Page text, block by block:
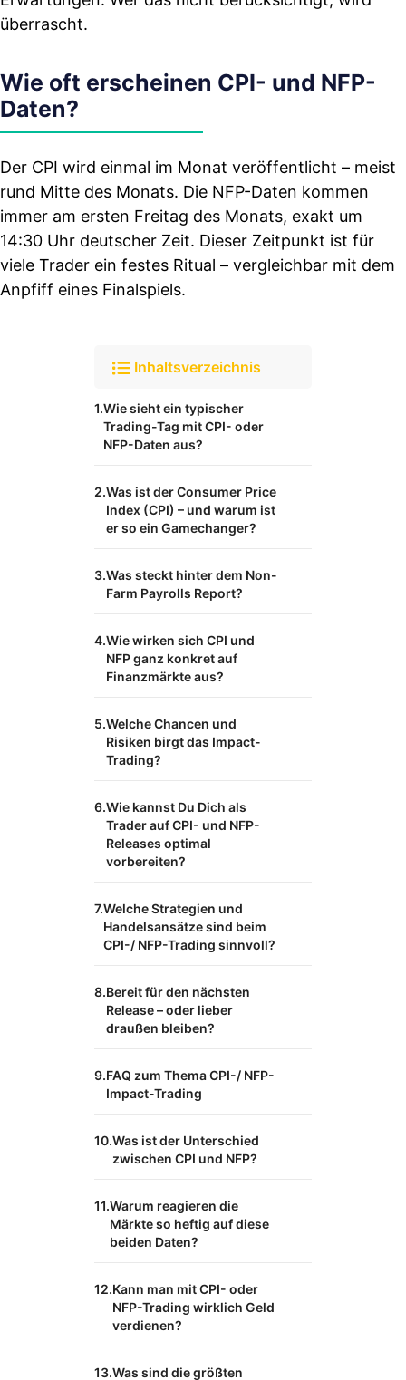
überrascht.
Wie oft erscheinen CPI- und NFP-
Daten?
Der CPI wird einmal im Monat veröffentlicht – meist
rund Mitte des Monats. Die NFP-Daten kommen
immer am ersten Freitag des Monats, exakt um
14:30 Uhr deutscher Zeit. Dieser Zeitpunkt ist für
viele Trader ein festes Ritual – vergleichbar mit dem
Anpfiff eines Finalspiels.
Inhaltsverzeichnis
Wie sieht ein typischer
Trading-Tag mit CPI- oder
NFP-Daten aus?
Was ist der Consumer Price
Index (CPI) – und warum ist
er so ein Gamechanger?
Was steckt hinter dem Non-
Farm Payrolls Report?
Wie wirken sich CPI und
NFP ganz konkret auf
Finanzmärkte aus?
Welche Chancen und
Risiken birgt das Impact-
Trading?
Wie kannst Du Dich als
Trader auf CPI- und NFP-
Releases optimal
vorbereiten?
Welche Strategien und
Handelsansätze sind beim
CPI-/ NFP-Trading sinnvoll?
Bereit für den nächsten
Release – oder lieber
draußen bleiben?
FAQ zum Thema CPI-/ NFP-
Impact-Trading
Was ist der Unterschied
zwischen CPI und NFP?
Warum reagieren die
Märkte so heftig auf diese
beiden Daten?
Kann man mit CPI- oder
NFP-Trading wirklich Geld
verdienen?
Was sind die größten